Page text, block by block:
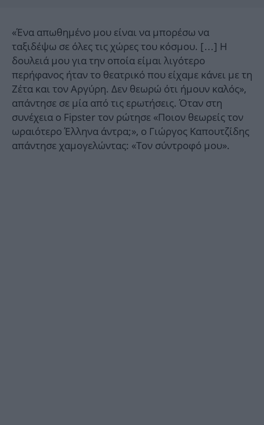
«Ένα απωθημένο μου είναι να μπορέσω να
ταξιδέψω σε όλες τις χώρες του κόσμου. […] Η
δουλειά μου για την οποία είμαι λιγότερο
περήφανος ήταν το θεατρικό που είχαμε κάνει με τη
Ζέτα και τον Αργύρη. Δεν θεωρώ ότι ήμουν καλός»,
απάντησε σε μία από τις ερωτήσεις. Όταν στη
συνέχεια ο Fipster τον ρώτησε «Ποιον θεωρείς τον
ωραιότερο Έλληνα άντρα;», ο Γιώργος Καπουτζίδης
απάντησε χαμογελώντας: «Τον σύντροφό μου».